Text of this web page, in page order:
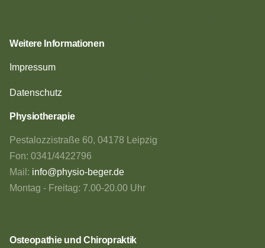
Weitere Informationen
Impressum
Datenschutz
Physiotherapie
Pestalozzistraße 60, 04178 Leipzig
Fon: 0341/4422796
Mail: info@physio-beger.de
Montag - Freitag: 7.00-20.00 Uhr
Osteopathie und Chiropraktik